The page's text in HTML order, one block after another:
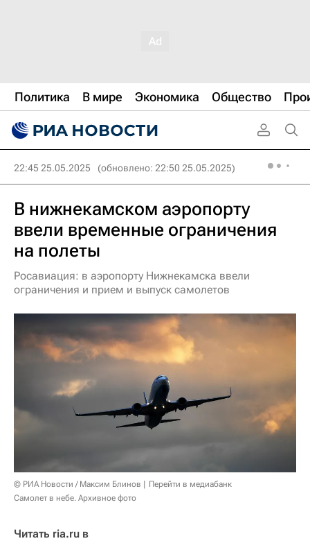
Политика В мире Экономика Общество
22:45 25.05.2025 (обновлено: 22:50 25.05.2025)
В нижнекамском аэропорту
ввели временные ограничения
на полеты
Росавиация: в аэропорту Нижнекамска ввели
ограничения и прием и выпуск самолетов
© РИА Новости / Максим Блинов
Перейти в медиабанк
Самолет в небе. Архивное фото
Читать ria.ru в